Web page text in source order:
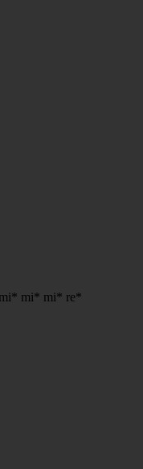
mi* mi* re*